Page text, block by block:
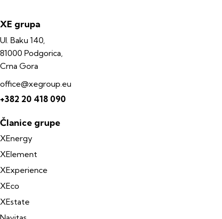
XE grupa
Ul. Baku 140,
81000 Podgorica,
Crna Gora
office@xegroup.eu
+382 20 418 090
Članice grupe
XEnergy
XElement
XExperience
XEco
XEstate